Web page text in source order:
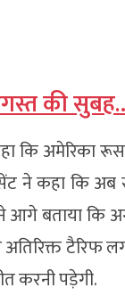
की
कि अमेरिका
ने कहा कि
आगे बताया कि
टैरिफ
करनी पड़ेगी.